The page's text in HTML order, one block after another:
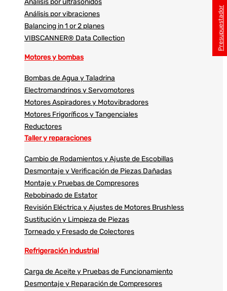
Análisis por ultrasonidos​​
Análisis por vibraciones
Balancing in 1 or 2 planes
VIBSCANNER® Data Collection
Motores y bombas
Bombas de Agua y Taladrina
Electromandrinos y Servomotores
Motores Aspiradores y Motovibradores
Motores Frigoríficos y Tangenciales
Reductores
Taller y reparaciones
Cambio de Rodamientos y Ajuste de Escobillas
Desmontaje y Verificación de Piezas Dañadas
Montaje y Pruebas de Compresores
Rebobinado de Estator
Revisión Eléctrica y Ajustes de Motores Brushless
Sustitución y Limpieza de Piezas
Torneado y Fresado de Colectores
Refrigeración industrial
Carga de Aceite y Pruebas de Funcionamiento
Desmontaje y Reparación de Compresores
Presupuestador